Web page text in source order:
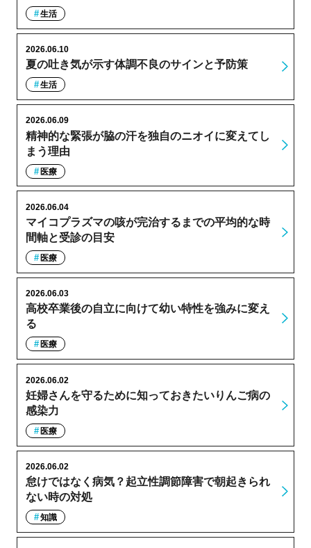
生活
夏の吐き気が示す体調不良のサインと予防策
2026.06.10
生活
精神的な緊張が脇の汗を独自のニオイに変えてし
まう理由
2026.06.09
医療
マイコプラズマの咳が完治するまでの平均的な時
間軸と受診の目安
2026.06.04
医療
高校卒業後の自立に向けて幼い特性を強みに変え
る
2026.06.03
医療
妊婦さんを守るために知っておきたいりんご病の
感染力
2026.06.02
医療
怠けではなく病気？起立性調節障害で朝起きられ
ない時の対処
2026.06.02
知識